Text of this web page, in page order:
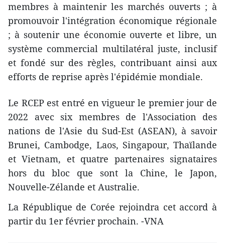
membres à maintenir les marchés ouverts ; à
promouvoir l'intégration économique régionale
; à soutenir une économie ouverte et libre, un
système commercial multilatéral juste, inclusif
et fondé sur des règles, contribuant ainsi aux
efforts de reprise après l'épidémie mondiale.
Le RCEP est entré en vigueur le premier jour de
2022 avec six membres de l'Association des
nations de l'Asie du Sud-Est (ASEAN), à savoir
Brunei, Cambodge, Laos, Singapour, Thaïlande
et Vietnam, et quatre partenaires signataires
hors du bloc que sont la Chine, le Japon,
Nouvelle-Zélande et Australie.
La République de Corée rejoindra cet accord à
partir du 1er février prochain. -VNA